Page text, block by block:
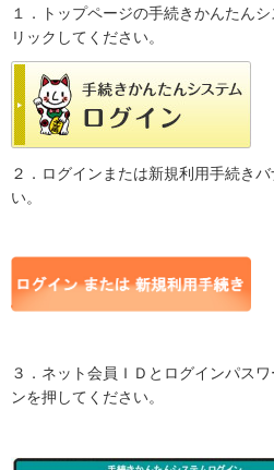
１．トップページの手続きかんたん
リックしてください。
２．ログインまたは新規利用手続き
い。
３．ネット会員ＩＤとログインパス
ンを押してください。